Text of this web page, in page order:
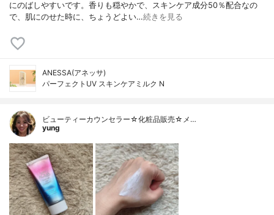
にのばしやすいです。香りも穏やかで、スキンケア成分50％配合なの
で、肌にのせた時に、ちょうどよい…続きを見る
ANESSA(アネッサ)
パーフェクトUV スキンケアミルク N
ビューティーカウンセラー☆化粧品販売☆メ…
yung